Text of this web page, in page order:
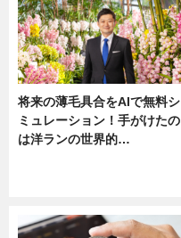
将来の薄毛具合をAIで無料シ
ミュレーション！手がけたの
は洋ランの世界的…